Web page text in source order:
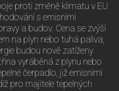
proti změně klimatu v EU
s emisními
a budov. Cena se zvýší
na plyn nebo tuhá paliva,
budou nově zatíženy
vyráběná z plynu nebo
čerpadlo, již emisními
pro majitele tepelných